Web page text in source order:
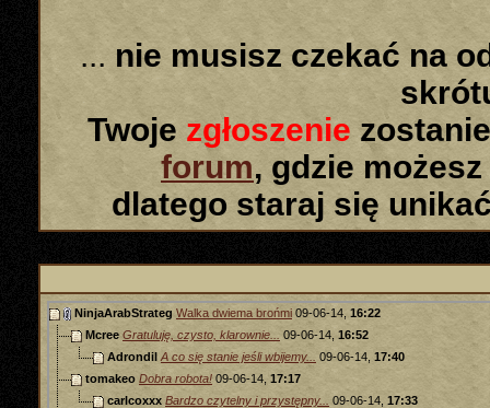
... nie musisz czekać na
Twoje zgłoszenie
forum, gdzie
dlatego staraj się
NinjaArabStrateg Walka dwiema brońmi 09-06-14, 16:22
Mcree Gratuluję, czysto, klarownie... 09-06-14, 16:52
Adrondil A co się stanie jeśli wbijemy... 09-06-14, 17:40
tomakeo Dobra robota!09-06-14, 17:17
carlcoxxx Bardzo czytelny i przystępny... 09-06-14, 17:33